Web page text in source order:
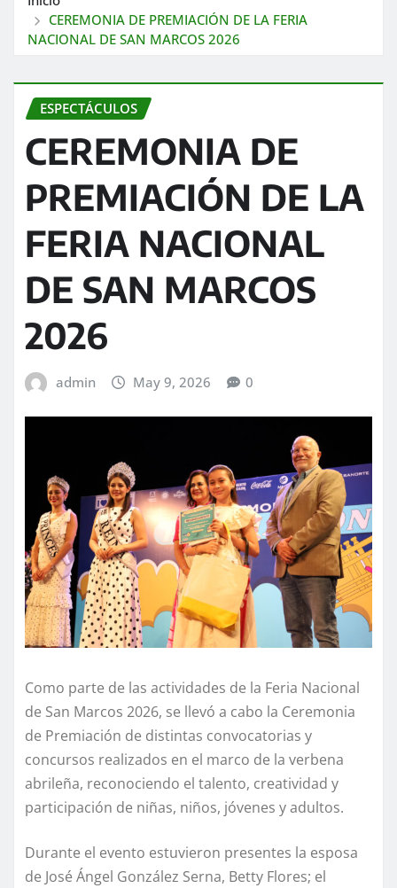
CEREMONIA DE PREMIACIÓN DE LA FERIA
NACIONAL DE SAN MARCOS 2026
ESPECTÁCULOS
CEREMONIA DE
PREMIACIÓN DE LA
FERIA NACIONAL
DE SAN MARCOS
2026
admin May 9, 2026 0
Como parte de las actividades de la Feria Nacional
de San Marcos 2026, se llevó a cabo la Ceremonia
de Premiación de distintas convocatorias y
concursos realizados en el marco de la verbena
abrileña, reconociendo el talento, creatividad y
participación de niñas, niños, jóvenes y adultos.
Durante el evento estuvieron presentes la esposa
de José Ángel González Serna, Betty Flores; el